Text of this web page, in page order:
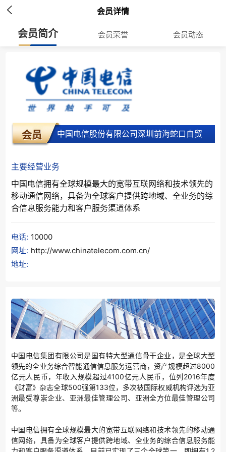
 会员详情
会员简介 会员荣誉 会员动态
会员
中国电信股份有限公司深圳前海蛇口自贸
主要经营业务
中国电信拥有全球规模最大的宽带互联网络和技术领先的
移动通信网络，具备为全球客户提供跨地域、全业务的综
合信息服务能力和客户服务渠道体系
电话: 10000
网址: http://www.chinatelecom.com.cn/
地址:
中国电信集团有限公司是国有特大型通信骨干企业，是全球大型
领先的全业务综合智能通信信息服务运营商，资产规模超过8000
亿元人民币，年收入规模超过4100亿元人民币，位列2016年度
《财富》杂志全球500强第133位，多次被国际权威机构评选为亚
洲最受尊崇企业、亚洲最佳管理公司、亚洲全方位最佳管理公司
等。
中国电信拥有全球规模最大的宽带互联网络和技术领先的移动通
信网络，具备为全球客户提供跨地域、全业务的综合信息服务能